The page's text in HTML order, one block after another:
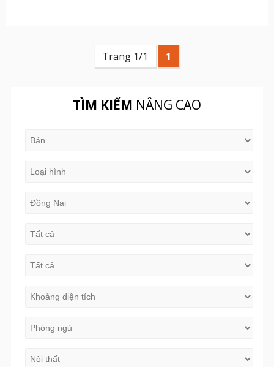
Trang 1/1 1
TÌM KIẾM NÂNG CAO